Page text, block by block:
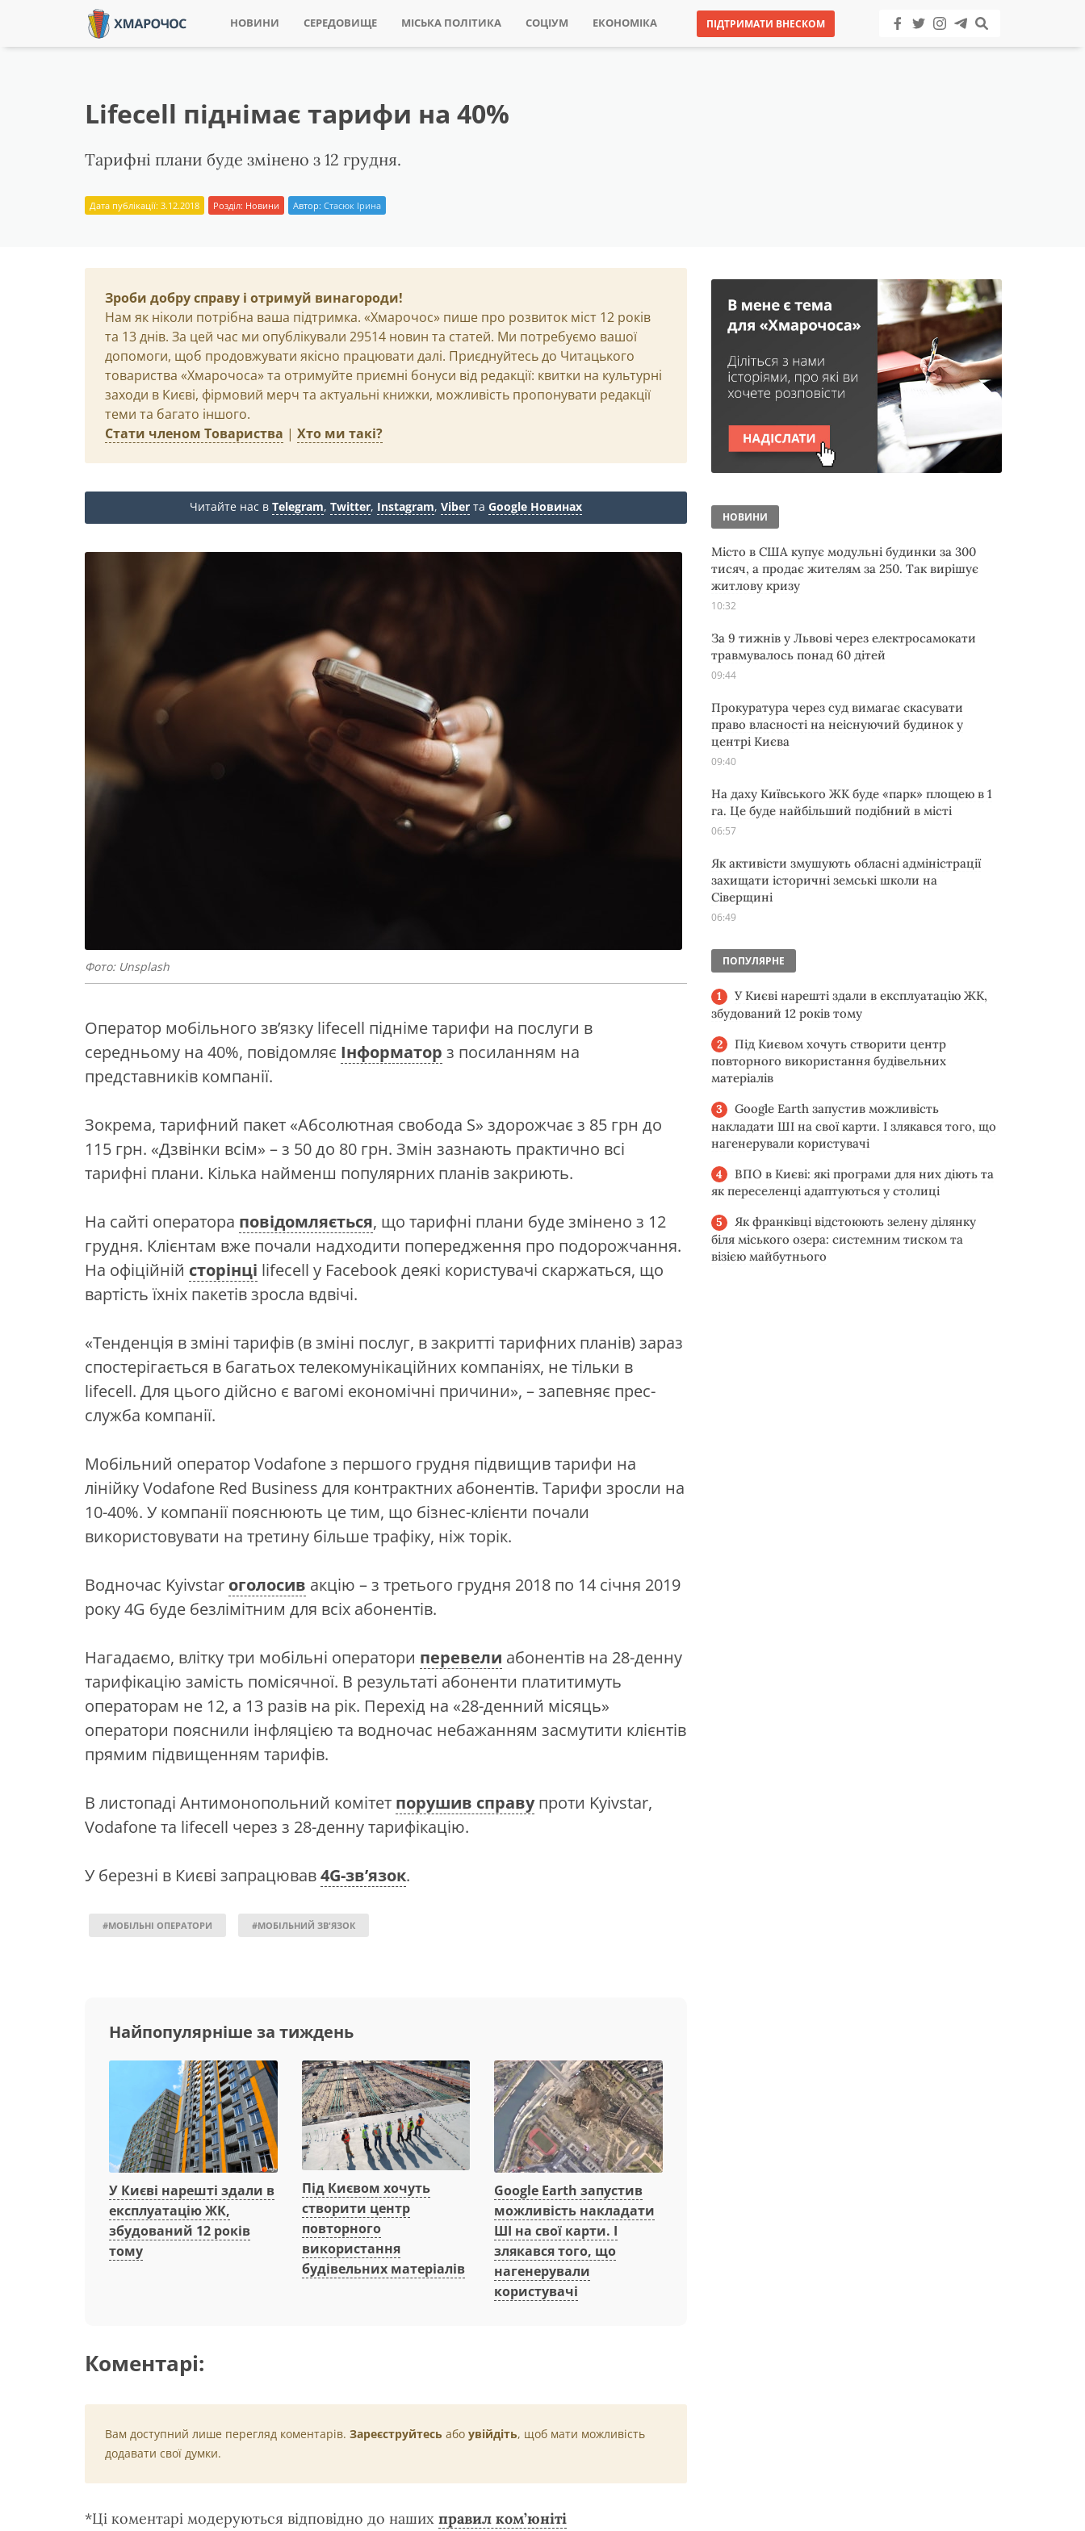
НОВИНИ СЕРЕДОВИЩЕ МІСЬКА ПОЛІТИКА СОЦІУМ ЕКОНОМІКА ПІДТРИМАТИ ВНЕСКОМ
Lifecell піднімає тарифи на 40%
Тарифні плани буде змінено з 12 грудня.
Дата публікації: 3.12.2018 Розділ: Новини Автор: Стасюк Ірина
Зроби добру справу і отримуй винагороди!
Нам як ніколи потрібна ваша підтримка. «Хмарочос» пише про розвиток міст 12 років
та 13 днів. За цей час ми опублікували 29514 новин та статей. Ми потребуємо вашої
допомоги, щоб продовжувати якісно працювати далі. Приєднуйтесь до Читацького
товариства «Хмарочоса» та отримуйте приємні бонуси від редакції: квитки на культурні
заходи в Києві, фірмовий мерч та актуальні книжки, можливість пропонувати редакції
теми та багато іншого.
Стати членом Товариства | Хто ми такі?
Читайте нас в Telegram, Twitter, Instagram, Viber та Google Новинах
Фото: Unsplash
Оператор мобільного зв’язку lifecell підніме тарифи на послуги в
середньому на 40%, повідомляє Інформатор з посиланням на
представників компанії.
Зокрема, тарифний пакет «Абсолютная свобода S» здорожчає з 85 грн до
115 грн. «Дзвінки всім» – з 50 до 80 грн. Змін зазнають практично всі
тарифні плани. Кілька найменш популярних планів закриють.
На сайті оператора повідомляється, що тарифні плани буде змінено з 12
грудня. Клієнтам вже почали надходити попередження про подорожчання.
На офіційній сторінці lifecell у Facebook деякі користувачі скаржаться, що
вартість їхніх пакетів зросла вдвічі.
«Тенденція в зміні тарифів (в зміні послуг, в закритті тарифних планів) зараз
спостерігається в багатьох телекомунікаційних компаніях, не тільки в
lifecell. Для цього дійсно є вагомі економічні причини», – запевняє прес-
служба компанії.
Мобільний оператор Vodafone з першого грудня підвищив тарифи на
лінійку Vodafone Red Business для контрактних абонентів. Тарифи зросли на
10-40%. У компанії пояснюють це тим, що бізнес-клієнти почали
використовувати на третину більше трафіку, ніж торік.
Водночас Kyivstar оголосив акцію – з третього грудня 2018 по 14 січня 2019
року 4G буде безлімітним для всіх абонентів.
Нагадаємо, влітку три мобільні оператори перевели абонентів на 28-денну
тарифікацію замість помісячної. В результаті абоненти платитимуть
операторам не 12, а 13 разів на рік. Перехід на «28-денний місяць»
оператори пояснили інфляцією та водночас небажанням засмутити клієнтів
прямим підвищенням тарифів.
В листопаді Антимонопольний комітет порушив справупроти Kyivstar,
Vodafone та lifecell через з 28-денну тарифікацію.
У березні в Києві запрацював4G-зв’язок.
#МОБІЛЬНІ ОПЕРАТОРИ #МОБІЛЬНИЙ ЗВ'ЯЗОК
Найпопулярніше за тиждень
У Києві нарешті здали в
експлуатацію ЖК,
збудований 12 років
тому
Під Києвом хочуть
створити центр
повторного
використання
будівельних матеріалів
Google Earth запустив
можливість накладати
ШІ на свої карти. І
злякався того, що
нагенерували
користувачі
Коментарі:
Вам доступний лише перегляд коментарів. Зареєструйтесь або увійдіть, щоб мати можливість
додавати свої думки.
*Ці коментарі модеруються відповідно до наших правил ком’юніті
НОВИНИ
Місто в США купує модульні будинки за 300
тисяч, а продає жителям за 250. Так вирішує
житлову кризу
10:32
За 9 тижнів у Львові через електросамокати
травмувалось понад 60 дітей
09:44
Прокуратура через суд вимагає скасувати
право власності на неіснуючий будинок у
центрі Києва
09:40
На даху Київського ЖК буде «парк» площею в 1
га. Це буде найбільший подібний в місті
06:57
Як активісти змушують обласні адміністрації
захищати історичні земські школи на
Сіверщині
06:49
ПОПУЛЯРНЕ
У Києві нарешті здали в експлуатацію ЖК,
збудований 12 років тому
Під Києвом хочуть створити центр
повторного використання будівельних
матеріалів
Google Earth запустив можливість
накладати ШІ на свої карти. І злякався того, що
нагенерували користувачі
ВПО в Києві: які програми для них діють та
як переселенці адаптуються у столиці
Як франківці відстоюють зелену ділянку
біля міського озера: системним тиском та
візією майбутнього